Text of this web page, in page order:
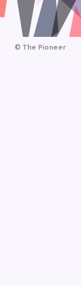
© The Pioneer